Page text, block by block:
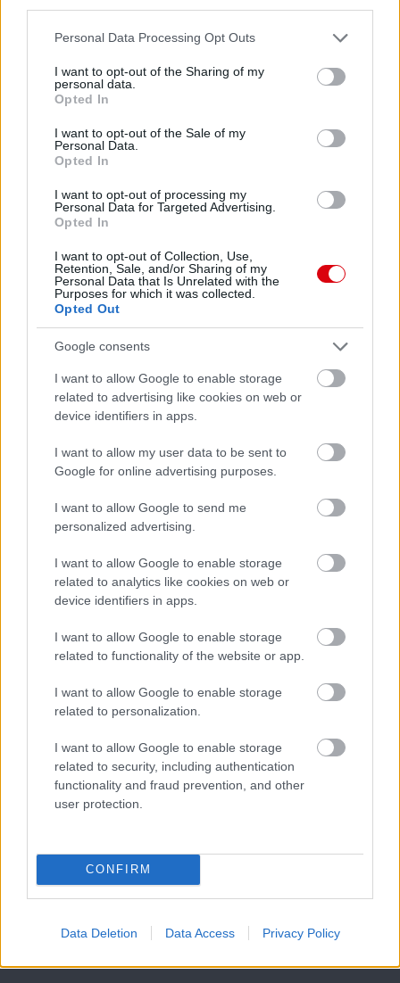
Please note that this website/app uses one or more Google
not limited to your visit or usage behaviour. You may click to
grant or deny consent to Google and its third-party tags to
use your data for below specified purposes in below Google
consent section.
Personal Data Processing Opt Outs
I want to opt-out of the Sharing of my
personal data.
Opted In
I want to opt-out of the Sale of my
Personal Data.
Opted In
I want to opt-out of processing my
Personal Data for Targeted Advertising.
Opted In
I want to opt-out of Collection, Use,
Retention, Sale, and/or Sharing of my
Personal Data that Is Unrelated with the
Purposes for which it was collected.
Opted Out
Google consents
I want to allow Google to enable storage
related to advertising like cookies on web or
device identifiers in apps.
I want to allow my user data to be sent to
Google for online advertising purposes.
I want to allow Google to send me
personalized advertising.
I want to allow Google to enable storage
related to analytics like cookies on web or
device identifiers in apps.
I want to allow Google to enable storage
related to functionality of the website or app.
I want to allow Google to enable storage
related to personalization.
I want to allow Google to enable storage
related to security, including authentication
functionality and fraud prevention, and other
user protection.
CONFIRM
Data Deletion Data Access Privacy Policy
Leeds UnitedvsManchester
United
Felkészülési szezon 5. mérkőzés
Croke Park, Dublin
2026-08-12 20:30
1 nap 22 óra 39 perc 4 másodperc
AC MilanvsManchester United2026-08-15 18:00
Támogatás
Támogasd adományoddal
a ManUtdFanatics.hu működését!